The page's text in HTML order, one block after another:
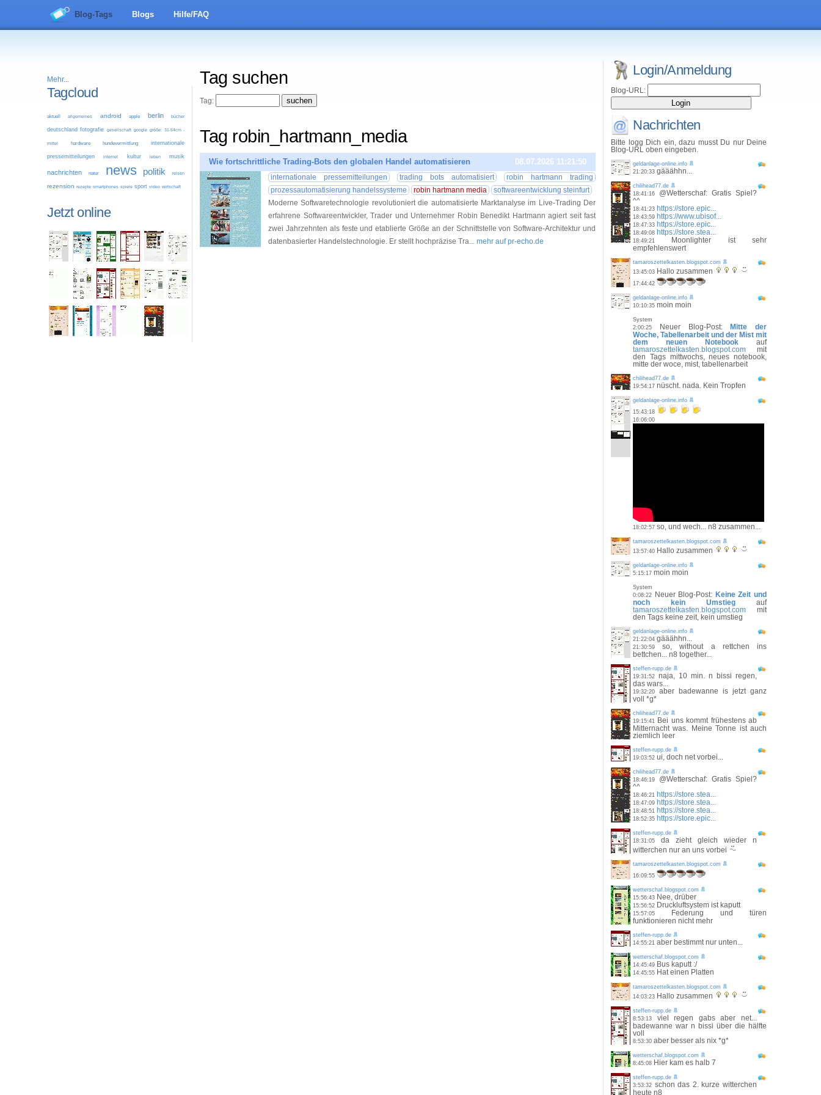
Blog-Tags Blogs Hilfe/FAQ
Mehr...
Tagcloud
aktuell allgemeines android apple berlin bücher
deutschland fotografie gesellschaft google größe: 31-54cm -
mittel hardware hundevermittlung internationale
pressemitteilungen internet kultur leben musik
nachrichten natur news politik reisen
rezension rezepte smartphones spiele sport video wirtschaft
Jetzt online
Tag suchen
Tag:
Tag robin_hartmann_media
Wie fortschrittliche Trading-Bots den globalen Handel automatisieren 08.07.2026 11:21:50
internationale pressemitteilungen trading bots automatisiert
robin hartmann trading
prozessautomatisierung handelssysteme
robin hartmann media
softwareentwicklung steinfurt
Moderne Softwaretechnologie revolutioniert die automatisierte Marktanalyse im Live-Trading Der
erfahrene Softwareentwickler, Trader und Unternehmer Robin Benedikt Hartmann agiert seit fast
zwei Jahrzehnten als feste und etablierte Größe an der Schnittstelle von Software-Architektur und
datenbasierter Handelstechnologie. Er stellt hochpräzise Tra... mehr auf pr-echo.de
Login/Anmeldung
Blog-URL:
Nachrichten
Bitte logg Dich ein, dazu musst Du nur Deine
Blog-URL oben eingeben.
geldanlage-online.info
21:20:33 gääähhn...
chilihead77.de
18:41:16 @Wetterschaf: Gratis Spiel?
^^
18:41:23 https://store.epic...
18:43:59 https://www.ubisof...
18:47:33 https://store.epic...
18:49:08 https://store.stea...
18:49:21
Moonlighter ist sehr
empfehlenswert
tamaroszettelkasten.blogspot.com
13:45:03 Hallo zusammen
17:44:42
geldanlage-online.info
10:10:35 moin moin
System
2:00:25
Neuer Blog-Post:
Mitte der
Woche, Tabellenarbeit und der Mist mit
dem neuen Notebook auf
tamaroszettelkasten.blogspot.com mit
den Tags mittwochs, neues notebook,
mitte der woce, mist, tabellenarbeit
chilihead77.de
19:54:17 nüscht. nada. Kein Tropfen
geldanlage-online.info
15:43:18
16:06:00
18:02:57 so, und wech... n8 zusammen...
tamaroszettelkasten.blogspot.com
13:57:40 Hallo zusammen
geldanlage-online.info
5:15:17 moin moin
System
0:08:22
Neuer Blog-Post: Keine Zeit und
noch kein Umstieg auf
tamaroszettelkasten.blogspot.com mit
den Tags keine zeit, kein umstieg
geldanlage-online.info
21:22:04 gääähhn...
21:30:59so, without a rettchen ins
bettchen... n8 together...
steffen-rupp.de
19:31:52 naja, 10 min. n bissi regen,
das wars...
19:32:20 aber badewanne is jetzt ganz
voll *g*
chilihead77.de
19:15:41 Bei uns kommt frühestens ab
Mitternacht was. Meine Tonne ist auch
ziemlich leer
steffen-rupp.de
19:03:52 ui, doch net vorbei...
chilihead77.de
18:46:19 @Wetterschaf: Gratis Spiel?
^^
18:46:21 https://store.stea...
18:47:09 https://store.stea...
18:48:51 https://store.stea...
18:52:35 https://store.epic...
steffen-rupp.de
18:31:05 da zieht gleich wieder n
witterchen nur an uns vorbei
tamaroszettelkasten.blogspot.com
16:09:55
wetterschaf.blogspot.com
15:56:43 Nee, drüber
15:56:52 Druckluftsystem ist kaputt
15:57:05
Federung und türen
funktionieren nicht mehr
steffen-rupp.de
14:55:21 aber bestimmt nur unten...
wetterschaf.blogspot.com
14:45:49 Bus kaputt :/
14:45:55 Hat einen Platten
tamaroszettelkasten.blogspot.com
14:03:23 Hallo zusammen
steffen-rupp.de
8:53:13 viel regen gabs aber net...
badewanne war n bissi über die hälfte
voll
8:53:30 aber besser als nix *g*
wetterschaf.blogspot.com
8:45:08 Hier kam es halb 7
steffen-rupp.de
3:53:32 schon das 2. kurze witterchen
heute n8